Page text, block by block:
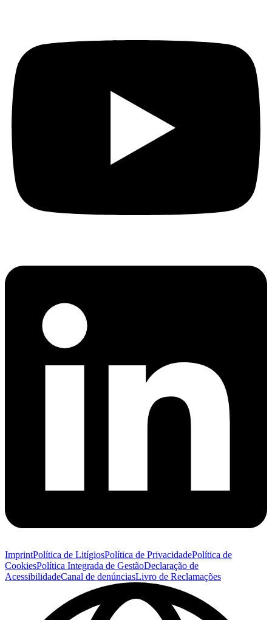
ImprintPolítica de LitígiosPolítica de PrivacidadePolítica de
CookiesPolítica Integrada de GestãoDeclaração de
AcessibilidadeCanal de denúnciasLivro de Reclamações